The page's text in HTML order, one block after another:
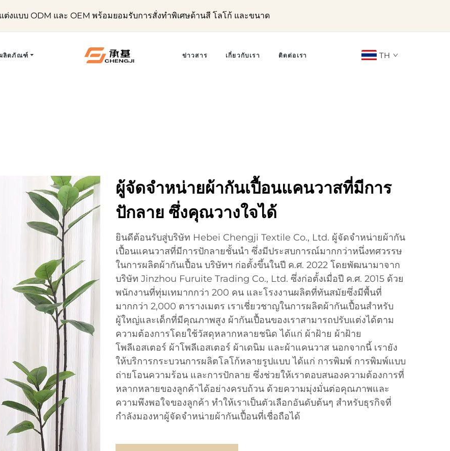
ต่งแบบ ODM และ OEM พร้อมยอมรับการสั่งทำพิเศษด้านสี โลโก้ และขนาด
ลิตภัณฑ์ ข่าวสาร เกี่ยวกับเรา ติดต่อเรา TH
ผู้จัดจำหน่ายผ้ากันเปื้อนแคนวาสที่มีการ
ปักลาย ซึ่งคุณวางใจได้
ยินดีต้อนรับสู่บริษัท Hebei Chengji Textile Co., Ltd. ผู้จัดจำหน่ายผ้ากัน
เปื้อนแคนวาสที่มีการปักลายชั้นนำ ซึ่งมีประสบการณ์มากกว่าหนึ่งทศวรรษ
ในการผลิตผ้ากันเปื้อน บริษัทฯ ก่อตั้งขึ้นในปี ค.ศ. 2022 โดยพัฒนามาจาก
บริษัท Jinzhou Furuite Trading Co., Ltd. ซึ่งก่อตั้งเมื่อปี ค.ศ. 2015 ด้วย
พนักงานที่ทุ่มเทมากกว่า 200 คน และโรงงานผลิตที่ทันสมัยซึ่งมีพื้นที่
มากกว่า 2,000 ตารางเมตร เราเชี่ยวชาญในการผลิตผ้ากันเปื้อนสำหรับ
ผู้ใหญ่และเด็กที่มีคุณภาพสูง ผ้ากันเปื้อนของเราสามารถปรับแต่งได้ตาม
ความต้องการโดยใช้วัสดุหลากหลายชนิด ได้แก่ ผ้าฝ้าย ผ้าฝ้าย
โพลีเอสเตอร์ ผ้าโพลีเอสเตอร์ ผ้าเดนิม และผ้าแคนวาส นอกจากนี้ เรายัง
ให้บริการกระบวนการผลิตโลโก้หลายรูปแบบ ได้แก่ การพิมพ์ การพิมพ์แบบ
ถ่ายโอนความร้อน และการปักลาย ซึ่งช่วยให้เราตอบสนองความต้องการที่
หลากหลายของลูกค้าได้อย่างครบถ้วน ด้วยความมุ่งมั่นต่อคุณภาพและ
ความพึงพอใจของลูกค้า ทำให้เราเป็นตัวเลือกอันดับต้นๆ สำหรับธุรกิจที่
กำลังมองหาผู้จัดจำหน่ายผ้ากันเปื้อนที่เชื่อถือได้